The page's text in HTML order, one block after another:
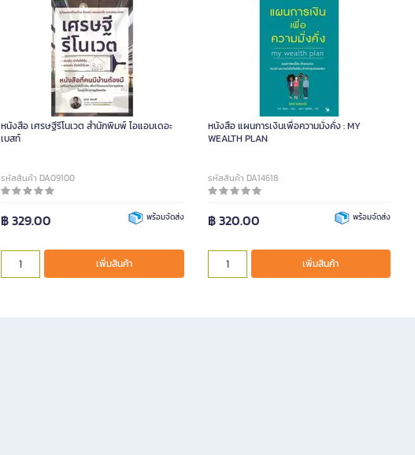
หนังสือ เศรษฐีรีโนเวต สำนักพิมพ์ ไอแอมเดอะ
เบสท์
รหัสสินค้า DA09100
฿ 329.00 พร้อมจัดส่ง
เพิ่มสินค้า
หนังสือ แผนการเงินเพื่อความมั่งคั่ง : MY
WEALTH PLAN
รหัสสินค้า DA14618
฿ 320.00 พร้อมจัดส่ง
เพิ่มสินค้า